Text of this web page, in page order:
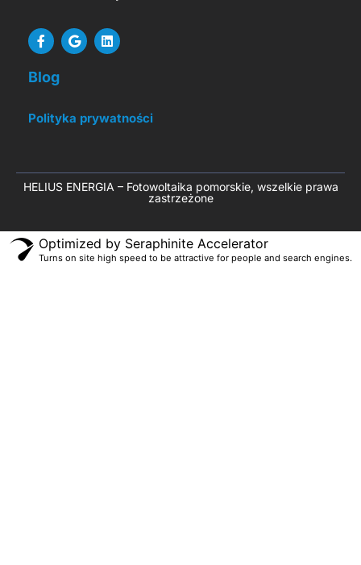
Blog
Polityka prywatności
HELIUS ENERGIA – Fotowoltaika pomorskie, wszelkie prawa
zastrzeżone
Optimized by Seraphinite Accelerator
Turns on site high speed to be attractive for people and search engines.